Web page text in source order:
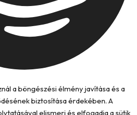
a böngészési élmény javítása és a
biztosítása érdekében. A
elismeri és elfogadja a sütik